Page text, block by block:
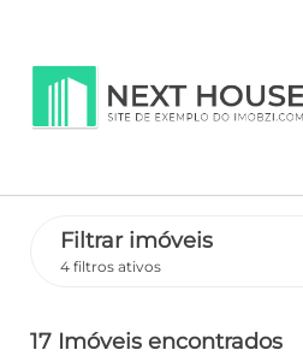
Filtrar imóveis
4 filtros ativos
17 Imóveis encontrados